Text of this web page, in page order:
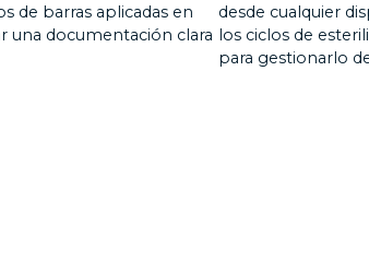
de barras aplicadas en
una documentación clara
desde cualquier
los ciclos de
para gestionarlo